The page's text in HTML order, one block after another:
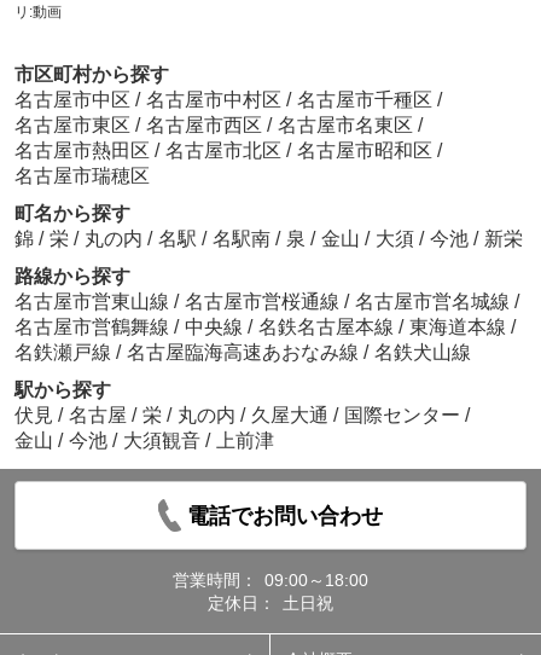
リ:動画
市区町村から探す
名古屋市中区 / 名古屋市中村区 / 名古屋市千種区 /
名古屋市東区 / 名古屋市西区 / 名古屋市名東区 /
名古屋市熱田区 / 名古屋市北区 / 名古屋市昭和区 /
名古屋市瑞穂区
町名から探す
錦 / 栄 / 丸の内 / 名駅 / 名駅南 / 泉 / 金山 / 大須 / 今池 / 新栄
路線から探す
名古屋市営東山線 / 名古屋市営桜通線 / 名古屋市営名城線 /
名古屋市営鶴舞線 / 中央線 / 名鉄名古屋本線 / 東海道本線 /
名鉄瀬戸線 / 名古屋臨海高速あおなみ線 / 名鉄犬山線
駅から探す
伏見 / 名古屋 / 栄 / 丸の内 / 久屋大通 / 国際センター /
金山 / 今池 / 大須観音 / 上前津
電話でお問い合わせ
営業時間：
09:00～18:00
定休日：
土日祝